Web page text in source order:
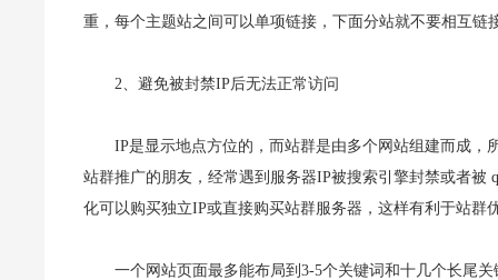
重，每个主题站之间可以单项链接，下面分站就不要相互链
2、避免被封禁IP后无法正常访问
IP是显示地点方位的，而站群是由多个网站组建而成
站群推广的朋友，经常遇到服务器IP被搜索引擎封禁或者被
化可以购买独立IP或直接购买站群服务器，这样有利于站群
一个网站页面最多能布局到3-5个关键词和十几个长尾